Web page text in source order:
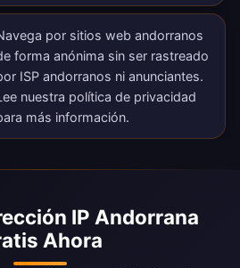
por sitios web andorranos
forma anónima sin ser rastreado
ISP andorranos ni anunciantes.
nuestra política de privacidad
más información.
IP Andorrana
Ahora